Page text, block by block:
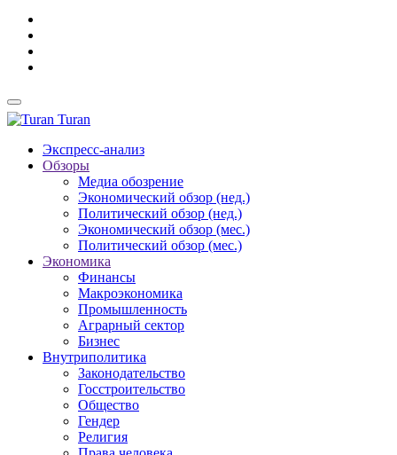
Turan
Экспресс-анализ
Обзоры
Медиа обозрение
Экономический обзор (нед.)
Политический обзор (нед.)
Экономический обзор (мес.)
Политический обзор (мес.)
Экономика
Финансы
Макроэкономика
Промышленность
Аграрный сектор
Бизнес
Внутриполитика
Законодательство
Госстроительство
Общество
Гендер
Религия